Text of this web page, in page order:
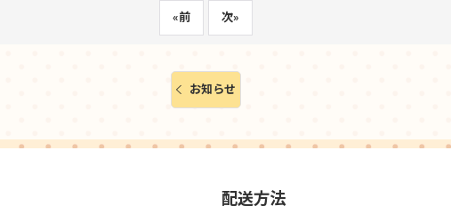
«前 次»
お知らせ
配送方法